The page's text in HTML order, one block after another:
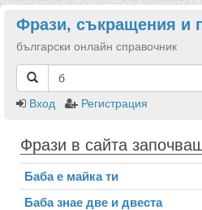
Фрази, съкращения и
български онлайн справочник
Вход
Регистрация
Фрази в сайта
Баба е майка ти
Баба знае две и двеста